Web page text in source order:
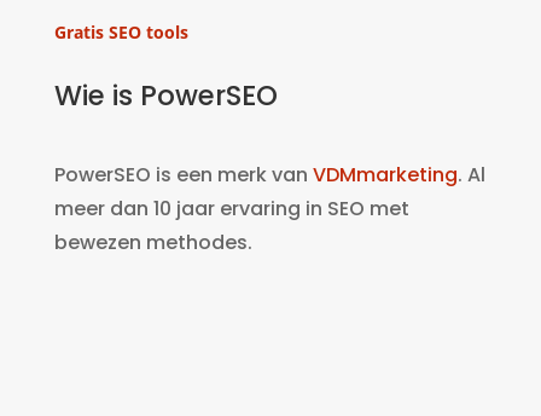
Gratis SEO tools
Wie is PowerSEO
PowerSEO is een merk van VDMmarketing. Al
meer dan 10 jaar ervaring in SEO met
bewezen methodes.